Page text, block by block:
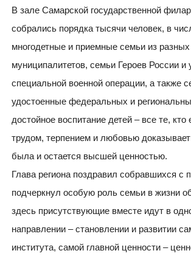
В зале Самарской государственной
собрались порядка тысячи человек, в
многодетные и приемные семьи из разных
муниципалитетов, семьи Героев России и
специальной военной операции, а также
удостоенные федеральных и
достойное воспитание детей – все те,
трудом, терпением и любовью
была и остается высшей ценностью.
Глава региона поздравил собравшихся с
подчеркнул особую роль семьи в жизни
здесь присутствующие вместе идут в
направлении – становлении и развитии
института, самой главной ценности –